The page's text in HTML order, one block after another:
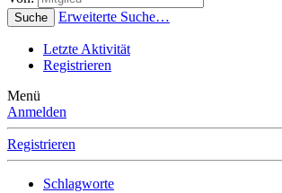
Suche Erweiterte Suche…
Letzte Aktivität
Registrieren
Menü
Anmelden
Registrieren
Schlagworte